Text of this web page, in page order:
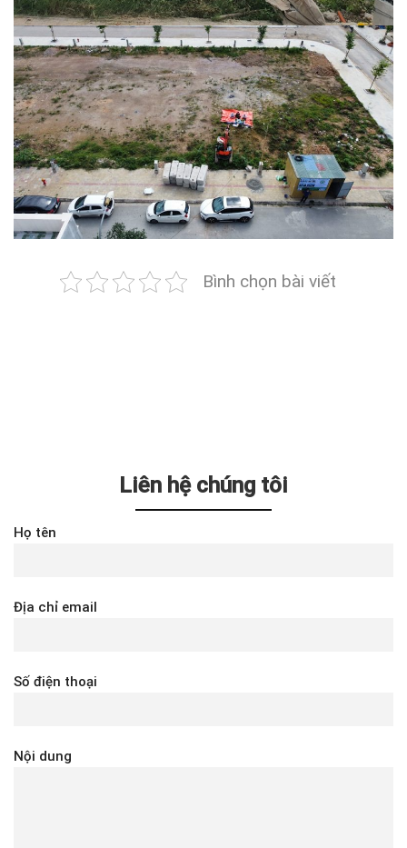
Bình chọn bài viết
Liên hệ chúng tôi
Họ tên
Địa chỉ email
Số điện thoại
Nội dung